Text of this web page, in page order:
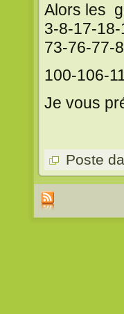
Alors les
3-8-17-
73-76-77-
100-106-
Je vous
Poste